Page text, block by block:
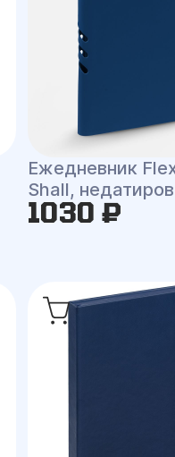
Ежедневник
Shall,
1030 ₽